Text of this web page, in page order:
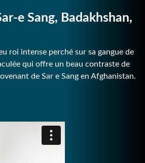
e Sang, Badakhshan,
roi intense perché sur sa gangue de
qui offre un beau contraste de
de Sar e Sang en Afghanistan.